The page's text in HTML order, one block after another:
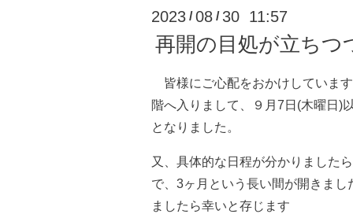
2023 /08 / 30 11:57
再開の目処が立ちつ
皆様にご心配をおかけしていま
階へ入りまして、９月7日(木曜日)
となりました。
又、具体的な日程が分かりました
で、3ヶ月という長い間が開きま
ましたら幸いと存じます